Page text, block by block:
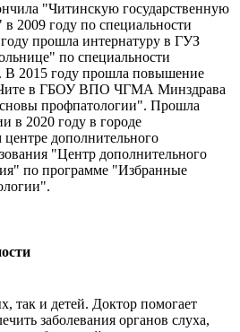
"Читинскую государственную
2009 году по специальности
прошла интернатуру в ГУЗ
по специальности
В 2015 году прошла повышение
Чите в ГБОУ ВПО ЧГМА Минздрава
профпатологии". Прошла
в 2020 году в городе
дополнительного
"Центр дополнительного
по программе "Избранные
так и детей. Доктор помогает
заболевания органов слуха,